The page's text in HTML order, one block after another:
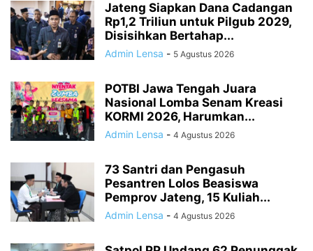
Jateng Siapkan Dana Cadangan
Rp1,2 Triliun untuk Pilgub 2029,
Disisihkan Bertahap...
Admin Lensa - 5 Agustus 2026
POTBI Jawa Tengah Juara
Nasional Lomba Senam Kreasi
KORMI 2026, Harumkan...
Admin Lensa - 4 Agustus 2026
73 Santri dan Pengasuh
Pesantren Lolos Beasiswa
Pemprov Jateng, 15 Kuliah...
Admin Lensa - 4 Agustus 2026